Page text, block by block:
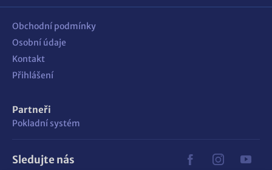
Obchodní podmínky
Osobní údaje
Kontakt
Přihlášení
Partneři
Pokladní systém
Sledujte nás